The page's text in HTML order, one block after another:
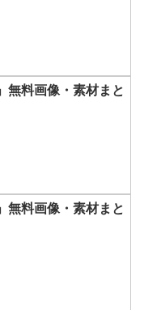
無料画像・素材まと
無料画像・素材まと